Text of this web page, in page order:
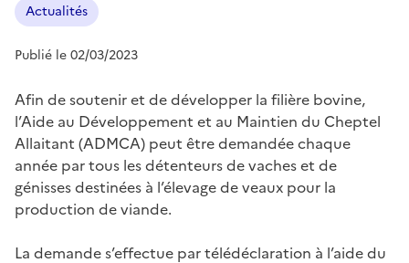
Actualités
Publié le 02/03/2023
Afin de soutenir et de développer la filière bovine,
l’Aide au Développement et au Maintien du Cheptel
Allaitant (ADMCA) peut être demandée chaque
année par tous les détenteurs de vaches et de
génisses destinées à l’élevage de veaux pour la
production de viande.
La demande s’effectue par télédéclaration à l’aide du